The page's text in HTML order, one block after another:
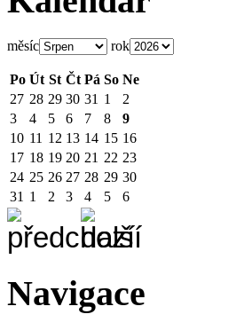
měsíc rok
Po Út St Čt Pá So Ne
27 28 29 30 31 1
2
3
4 5 6 7 8
9
10 11 12 13 14 15 16
17 18 19 20 21 22 23
24 25 26 27 28 29 30
31 1 2 3 4 5 6
Navigace